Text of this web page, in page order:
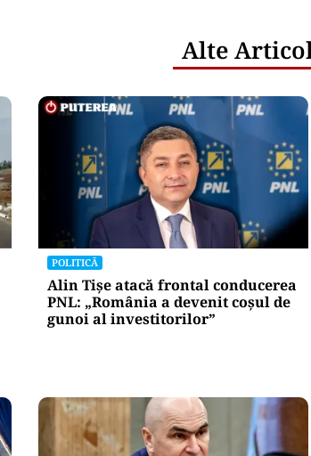
Alte
POLITICĂ
Alin Tișe atacă frontal conducerea
PNL: „România a devenit coșul de
gunoi al investitorilor”